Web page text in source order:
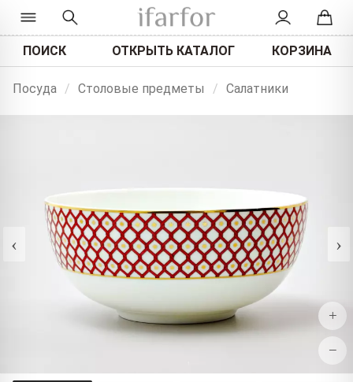
ПОИСК ОТКРЫТЬ КАТАЛОГ КОРЗИНА
Посуда / Столовые предметы / Салатники
‹ ›
+
−